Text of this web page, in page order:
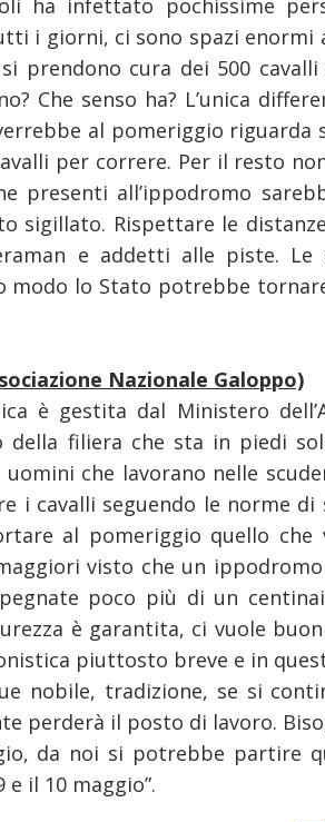
ha infettato pochissime
i giorni, ci sono spazi enormi
prendono cura dei 500 cavalli
Che senso ha? L’unica
al pomeriggio riguarda
per correre. Per il resto
presenti all’ippodromo
sigillato. Rispettare le
e addetti alle piste. Le
lo Stato potrebbe
Nazionale Galoppo)
è gestita dal Ministero
filiera che sta in piedi
che lavorano nelle
i cavalli seguendo le norme di
al pomeriggio quello che
visto che un ippodromo
poco più di un
è garantita, ci vuole
piuttosto breve e in
nobile, tradizione, se si
perderà il posto di lavoro.
da noi si potrebbe partire
il 10 maggio”.